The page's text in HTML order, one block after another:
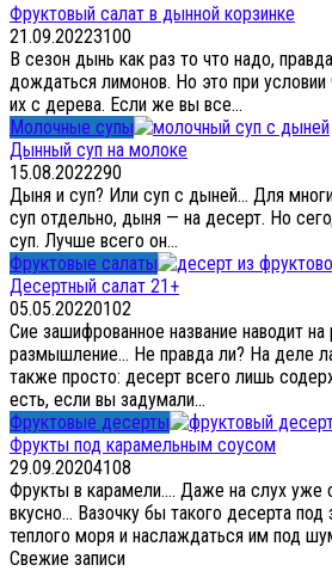
Фруктовый салат в дынной корзинке
21.09.20223100
В сезон дынь как раз то что надо,
дождаться лимонов. Но это при
их с дерева. Если же вы все...
Молочные супы
Дынный суп на молоке
15.08.2022290
Дыня и суп? Или суп с дыней… Для
суп отдельно, дыня — на десерт. Но
суп. Лучше всего он...
Фруктовые салаты
Десертный салат 21+
05.05.20220102
Сие зашифрованное название наводит
размышление… Не правда ли? На деле
также просто: десерт всего лишь
есть, если вы задумали...
Фруктовые десерты
Фрукты под карамельным соусом
29.09.20204108
Фрукты в карамели…. Даже на слух уже
вкусно… Вазочку бы такого десерта под
теплого моря и наслаждаться им под
Свежие записи